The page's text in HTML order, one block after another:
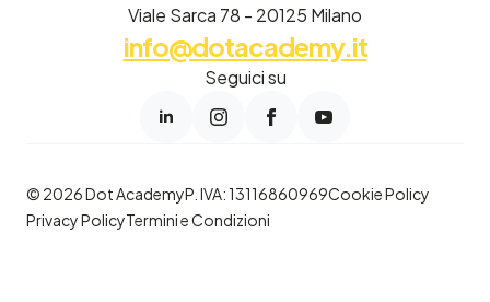
Viale Sarca 78 - 20125 Milano
info@dotacademy.it
Seguici su
© 2026 Dot AcademyP. IVA: 13116860969Cookie Policy
Privacy PolicyTermini e Condizioni